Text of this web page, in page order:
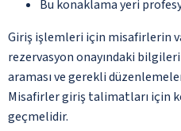
Bu konaklama yeri
Giriş işlemleri için misafirlerin
rezervasyon onayındaki
araması ve gerekli
Misafirler giriş talimatları için
geçmelidir.